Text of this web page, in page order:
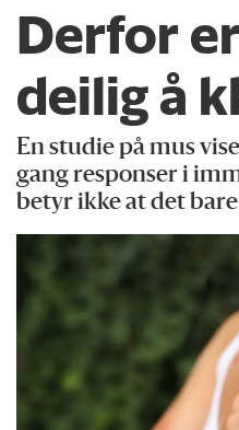
Derfor
deilig å
En studie på mus
gang responser i
betyr ikke at det bare